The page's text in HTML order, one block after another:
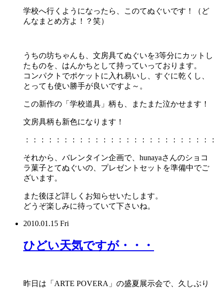
学校へ行くようになったら、このてぬぐいです！（ど
んなまとめ方よ！？笑）
うちの坊ちゃんも、文房具てぬぐいを3等分にカットし
たものを、はんかちとして持っていっております。
コンパクトでポケットに入れ易いし、すぐに乾くし、
とっても使い勝手が良いですよ～。
この新作の「学校道具」柄も、またまた泣かせます！
文房具柄も新色になります！
：：：：：：：：：：：：：：：：：：：：：：：
それから、バレンタイン企画で、hunayaさんのショコ
ラ菓子とてぬぐいの、プレゼントセットを準備中でご
ざいます。
また後ほど詳しくお知らせいたします。
どうぞ楽しみに待っていて下さいね。
2010.01.15 Fri
ひどい天気ですが・・・
昨日は「ARTE POVERA」の盛夏展示会で、久しぶり